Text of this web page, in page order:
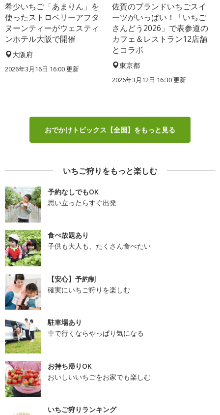
希少いちご「あまりん」を
使ったストロベリーアフタ
ヌーンティーがウェスティ
ンホテル大阪で開催
大阪府
2026年3月16日 16:00 更新
佐賀のブランドいちごスイ
ーツがいっぱい！「いちご
さんどう2026」で表参道の
カフェ＆レストラン12店舗
とコラボ
東京都
2026年3月12日 16:30 更新
おでかけトピックス【全国】をもっと見る
いちご狩りをもっと楽しむ
予約なしでもOK
思い立ったらすぐ出発
食べ放題あり
子供も大人も、たくさん食べたい
【安心】予約制
確実にいちご狩りを楽しむ
駐車場あり
車で行くならやっぱり気になる
お持ち帰りOK
おいしいいちごをお家でも楽しむ
いちご狩りランキング